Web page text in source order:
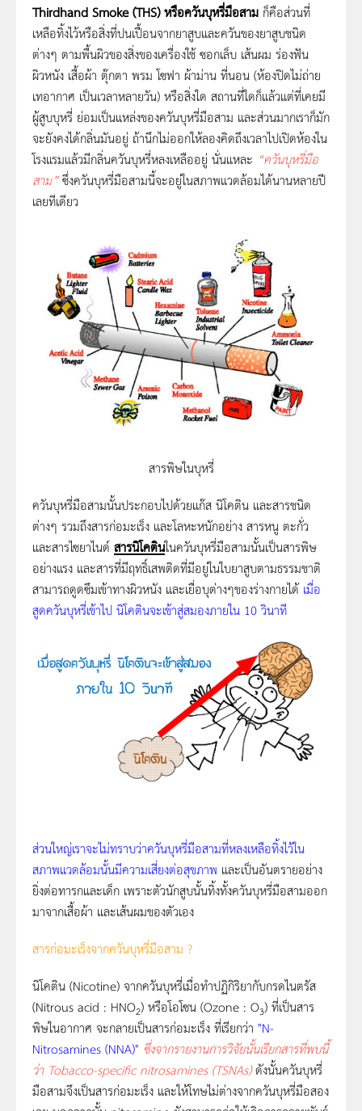
Thirdhand Smoke (THS) หรือควันบุหรี่มือสาม ก็คือส่วนที่
เหลือทิ้งไว้หรือสิ่งที่ปนเปื้อนจากยาสูบและควันของยาสูบชนิด
ต่างๆ ตามพื้นผิวของสิ่งของเครื่องใช้ ซอกเล็บ เสนผม รองฟน
ผิวหนัง เสื้อผา ตุ๊กตา พรม โซฟา ผามาน ที่นอน (หองปดไมถาย
เทอากาศ เปนเวลาหลายวัน) หรือสิ่งใด สถานที่ใดก็แล้วแต่ที่เคยมี
ผู้สูบบุหรี่ ย่อมเป็นแหล่งของควันบุหรี่มือสาม และส่วนมากเราก็มัก
จะยังคงได้กลิ่นมันอยู่ ถ้านึกไม่ออกให้ลองคิดถึงเวลาไปเปิดห้องใน
โรงแรมแล้วมีกลิ่นควันบุหรี่หลงเหลืออยู่ นั่นแหละ “ควันบุหรี่มือ
สาม”ซึ่งควันบุหรี่มือสามนี้จะอยู่ในสภาพแวดล้อมได้นานหลายปี
เลยทีเดียว
สารพิษในบุหรี่
ควันบุหรี่มือสามนั้นประกอบไปด้วยแก๊ส นิโคติน และสารชนิด
ต่างๆ รวมถึงสารก่อมะเร็ง และโลหะหนักอย่าง สารหนู ตะกั่ว
และสารไซยาไนด์ สารนิโคตินในควันบุหรี่มือสามนั้นเป็นสารพิษ
อย่างแรง และสารที่มีฤทธิ์เสพติดที่มีอยู่ในใบยาสูบตามธรรมชาติ
สามารถดูดซึมเข้าทางผิวหนัง และเยื่อบุต่างๆของร่างกายได้ เมื่อ
สูดควันบุหรี่เข้าไป นิโคตินจะเข้าสู่สมองภายใน 10 วินาที
สวนใหญ่เราจะไมทราบวาควันบุหรี่มือสามที่หลงเหลือทิ้งไว้ใน
สภาพแวดล้อมนั้นมีความเสี่ยงตอสุขภาพ และเป็นอันตรายอยาง
ยิ่งตอทารกและเด็ก เพราะตัวนักสูบนั้นทิ้งทั้งควันบุหรี่มือสามออก
มาจากเสื้อผา และเสนผมของตัวเอง
สารก่อมะเร็งจากควันบุหรี่มือสาม ?
นิโคติน (Nicotine) จากควันบุหรี่เมื่อทําปฏิกิริยากับกรดไนตรัส
(Nitrous acid : HNO2) หรือโอโซน (Ozone : O3) ที่เป็นสาร
พิษในอากาศ จะกลายเปนสารกอมะเร็ง ที่เรียกว่า "N-
Nitrosamines (NNA)" ซึ่งจากรายงานการวิจัยนั้นเรียกสารที่พบนี้
ว่า Tobacco-specific nitrosamines (TSNAs)ดังนั้นควันบุหรี่
มือสามจึงเป็นสารก่อมะเร็ง และให้โทษไม่ต่างจากควันบุหรี่มือสอง